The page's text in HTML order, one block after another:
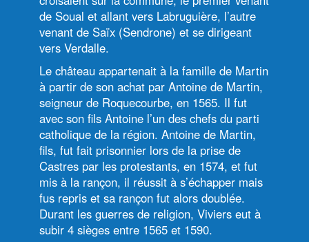
de Soual et allant vers Labruguière, l’autre
venant de Saïx (Sendrone) et se dirigeant
vers Verdalle.
Le château appartenait à la famille de Martin
à partir de son achat par Antoine de Martin,
seigneur de Roquecourbe, en 1565. Il fut
avec son fils Antoine l’un des chefs du parti
catholique de la région. Antoine de Martin,
fils, fut fait prisonnier lors de la prise de
Castres par les protestants, en 1574, et fut
mis à la rançon, il réussit à s’échapper mais
fus repris et sa rançon fut alors doublée.
Durant les guerres de religion, Viviers eut à
subir 4 sièges entre 1565 et 1590.